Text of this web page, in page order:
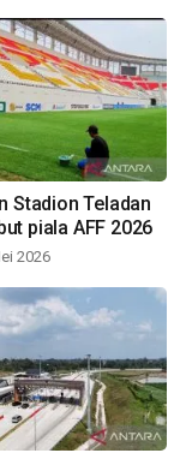
Stadion Teladan
piala AFF 2026
2026